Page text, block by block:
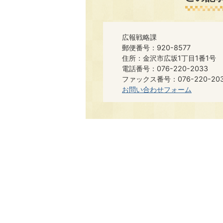
広報戦略課
郵便番号：920-8577
住所：金沢市広坂1丁目1番1号
電話番号：076-220-2033
ファックス番号：076-220-
お問い合わせフォーム